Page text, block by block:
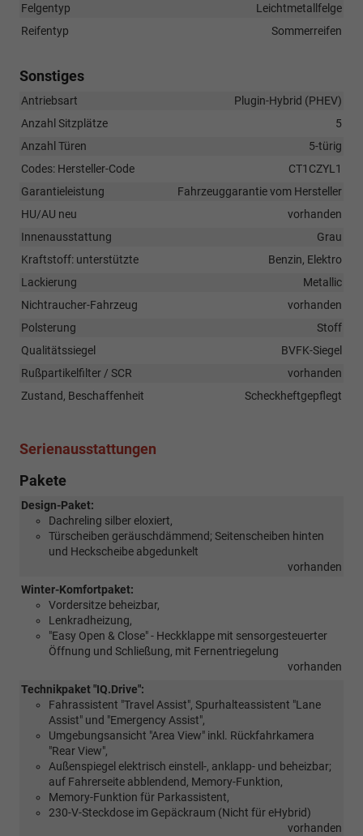
Felgentyp
Leichtmetallfelge
Reifentyp
Sommerreifen
Sonstiges
Antriebsart
Plugin-Hybrid (PHEV)
Anzahl Sitzplätze
5
Anzahl Türen
5-türig
Codes: Hersteller-Code
CT1CZYL1
Garantieleistung
Fahrzeuggarantie vom Hersteller
HU/AU neu
vorhanden
Innenausstattung
Grau
Kraftstoff: unterstützte
Benzin, Elektro
Lackierung
Metallic
Nichtraucher-Fahrzeug
vorhanden
Polsterung
Stoff
Qualitätssiegel
BVFK-Siegel
Rußpartikelfilter / SCR
vorhanden
Zustand, Beschaffenheit
Scheckheftgepflegt
Serienausstattungen
Pakete
Design-Paket:
Dachreling silber eloxiert,
Türscheiben geräuschdämmend; Seitenscheiben hinten
und Heckscheibe abgedunkelt
vorhanden
Winter-Komfortpaket:
Vordersitze beheizbar,
Lenkradheizung,
"Easy Open & Close" - Heckklappe mit sensorgesteuerter
Öffnung und Schließung, mit Fernentriegelung
vorhanden
Technikpaket "IQ.Drive":
Fahrassistent "Travel Assist", Spurhalteassistent "Lane
Assist" und "Emergency Assist",
Umgebungsansicht "Area View" inkl. Rückfahrkamera
"Rear View",
Außenspiegel elektrisch einstell-, anklapp- und beheizbar;
auf Fahrerseite abblendend, Memory-Funktion,
Memory-Funktion für Parkassistent,
230-V-Steckdose im Gepäckraum (Nicht für eHybrid)
vorhanden